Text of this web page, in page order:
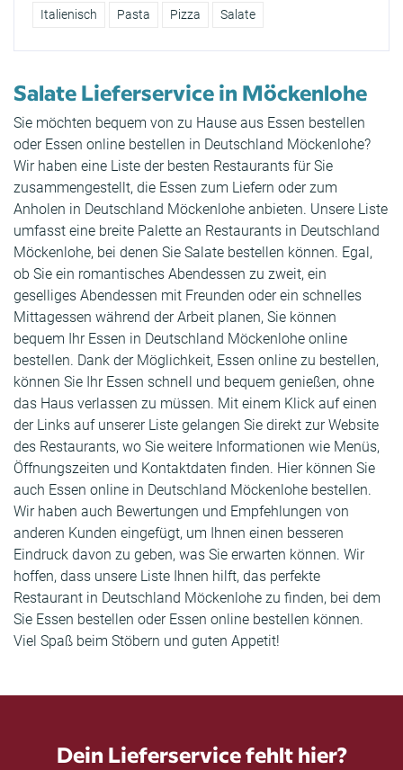
Italienisch Pasta Pizza Salate
Salate Lieferservice in Möckenlohe
Sie möchten bequem von zu Hause aus Essen bestellen
oder Essen online bestellen in Deutschland Möckenlohe?
Wir haben eine Liste der besten Restaurants für Sie
zusammengestellt, die Essen zum Liefern oder zum
Anholen in Deutschland Möckenlohe anbieten. Unsere Liste
umfasst eine breite Palette an Restaurants in Deutschland
Möckenlohe, bei denen Sie Salate bestellen können. Egal,
ob Sie ein romantisches Abendessen zu zweit, ein
geselliges Abendessen mit Freunden oder ein schnelles
Mittagessen während der Arbeit planen, Sie können
bequem Ihr Essen in Deutschland Möckenlohe online
bestellen. Dank der Möglichkeit, Essen online zu bestellen,
können Sie Ihr Essen schnell und bequem genießen, ohne
das Haus verlassen zu müssen. Mit einem Klick auf einen
der Links auf unserer Liste gelangen Sie direkt zur Website
des Restaurants, wo Sie weitere Informationen wie Menüs,
Öffnungszeiten und Kontaktdaten finden. Hier können Sie
auch Essen online in Deutschland Möckenlohe bestellen.
Wir haben auch Bewertungen und Empfehlungen von
anderen Kunden eingefügt, um Ihnen einen besseren
Eindruck davon zu geben, was Sie erwarten können. Wir
hoffen, dass unsere Liste Ihnen hilft, das perfekte
Restaurant in Deutschland Möckenlohe zu finden, bei dem
Sie Essen bestellen oder Essen online bestellen können.
Viel Spaß beim Stöbern und guten Appetit!
Dein Lieferservice fehlt hier?